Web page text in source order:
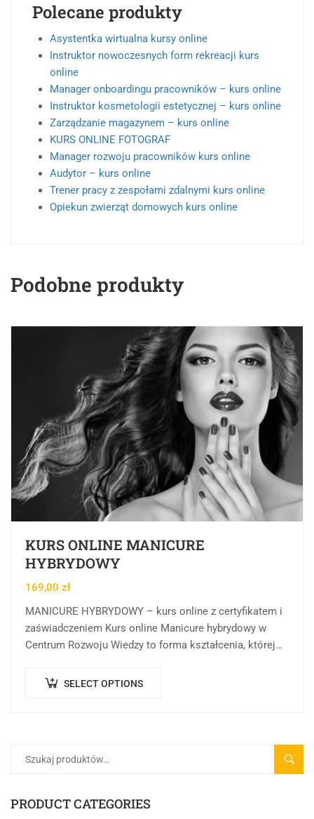
Polecane produkty
Asystentka wirtualna kursy online
Instruktor nowoczesnych form rekreacji kurs
online
Manager onboardingu pracowników – kurs online
Instruktor kosmetologii estetycznej – kurs online
Zarządzanie magazynem – kurs online
KURS ONLINE FOTOGRAF
Manager rozwoju pracowników kurs online
Audytor – kurs online
Trener pracy z zespołami zdalnymi kurs online
Opiekun zwierząt domowych kurs online
Podobne produkty
KURS ONLINE MANICURE
HYBRYDOWY
169,00 zł
MANICURE HYBRYDOWY – kurs online z certyfikatem i
zaświadczeniem Kurs online Manicure hybrydowy w
Centrum Rozwoju Wiedzy to forma kształcenia, której
aktualnych regulacji…
SELECT OPTIONS
PRODUCT CATEGORIES